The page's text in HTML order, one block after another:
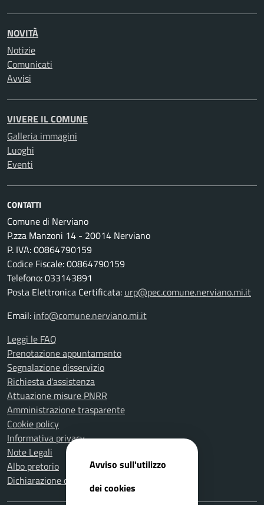
NOVITÀ
Notizie
Comunicati
Avvisi
VIVERE IL COMUNE
Galleria immagini
Luoghi
Eventi
CONTATTI
Comune di Nerviano
P.zza Manzoni 14 - 20014 Nerviano
P. IVA: 00864790159
Codice Fiscale: 00864790159
Telefono: 033143891
Posta Elettronica Certificata: urp@pec.comune.nerviano.mi.it
Email: info@comune.nerviano.mi.it
Leggi le FAQ
Prenotazione appuntamento
Segnalazione disservizio
Richiesta d'assistenza
Attuazione misure PNRR
Amministrazione trasparente
Cookie policy
Informativa privacy
Note Legali
Albo pretorio
Dichiarazione di accessibilità
Avviso sull'utilizzo
dei cookies